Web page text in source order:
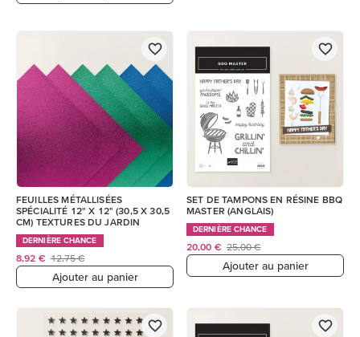
FEUILLES MÉTALLISÉES
SPÉCIALITÉ 12" X 12" (30,5 X 30,5
CM) TEXTURES DU JARDIN
DERNIÈRE CHANCE
8,92 € 12,75 €
Ajouter au panier
SET DE TAMPONS EN RÉSINE BBQ
MASTER (ANGLAIS)
DERNIÈRE CHANCE
20,00 € 25,00 €
Ajouter au panier